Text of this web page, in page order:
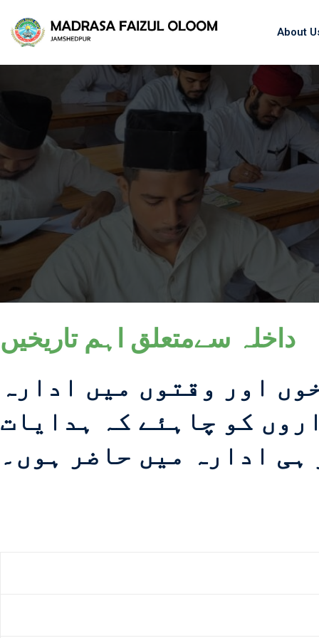
About
داخلہ سےمتعلق اہم تاریخیں
اور وقتوں میں ادارہ
کو چاہئے کہ ہدایات
ادارہ میں حاضر ہوں۔